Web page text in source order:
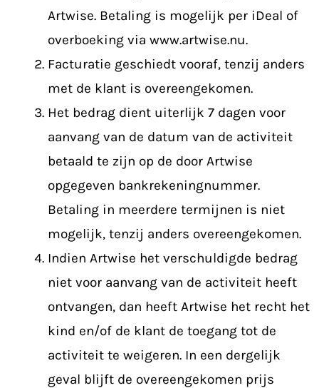
Artwise. Betaling is mogelijk per iDeal of
overboeking via www.artwise.nu.
Facturatie geschiedt vooraf, tenzij anders
met de klant is overeengekomen.
Het bedrag dient uiterlijk 7 dagen voor
aanvang van de datum van de activiteit
betaald te zijn op de door Artwise
opgegeven bankrekeningnummer.
Betaling in meerdere termijnen is niet
mogelijk, tenzij anders overeengekomen.
Indien Artwise het verschuldigde bedrag
niet voor aanvang van de activiteit heeft
ontvangen, dan heeft Artwise het recht het
kind en/of de klant de toegang tot de
activiteit te weigeren. In een dergelijk
geval blijft de overeengekomen prijs